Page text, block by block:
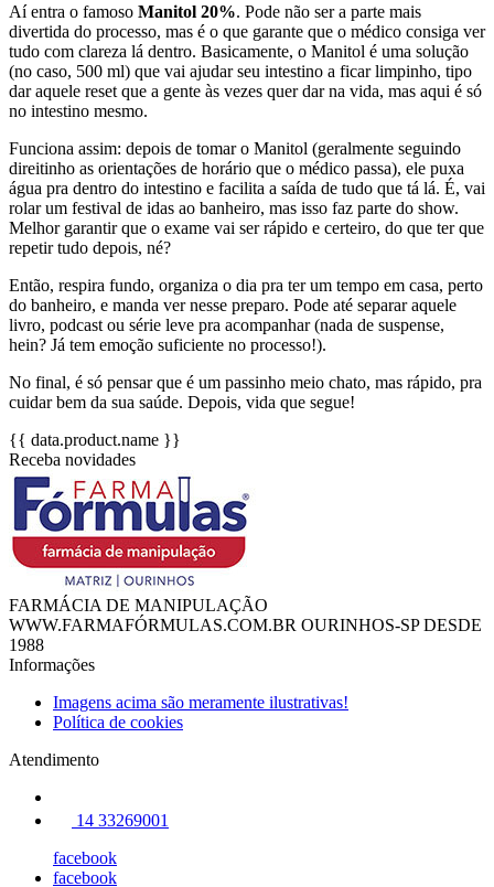
Aí entra o famoso Manitol 20%. Pode não ser a parte mais
divertida do processo, mas é o que garante que o médico consiga ver
tudo com clareza lá dentro. Basicamente, o Manitol é uma solução
(no caso, 500 ml) que vai ajudar seu intestino a ficar limpinho, tipo
dar aquele reset que a gente às vezes quer dar na vida, mas aqui é só
no intestino mesmo.
Funciona assim: depois de tomar o Manitol (geralmente seguindo
direitinho as orientações de horário que o médico passa), ele puxa
água pra dentro do intestino e facilita a saída de tudo que tá lá. É, vai
rolar um festival de idas ao banheiro, mas isso faz parte do show.
Melhor garantir que o exame vai ser rápido e certeiro, do que ter que
repetir tudo depois, né?
Então, respira fundo, organiza o dia pra ter um tempo em casa, perto
do banheiro, e manda ver nesse preparo. Pode até separar aquele
livro, podcast ou série leve pra acompanhar (nada de suspense,
hein? Já tem emoção suficiente no processo!).
No final, é só pensar que é um passinho meio chato, mas rápido, pra
cuidar bem da sua saúde. Depois, vida que segue!
{{ data.product.name }}
Receba novidades
FARMÁCIA DE MANIPULAÇÃO
WWW.FARMAFÓRMULAS.COM.BR OURINHOS-SP DESDE
1988
Informações
Imagens acima são meramente ilustrativas!
Política de cookies
Atendimento
14 33269001
facebook
facebook